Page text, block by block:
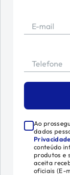
E-mail
Telefone
Ao
dados
Privacidade
conteúdo
produtos e
aceita
oficiais (E-